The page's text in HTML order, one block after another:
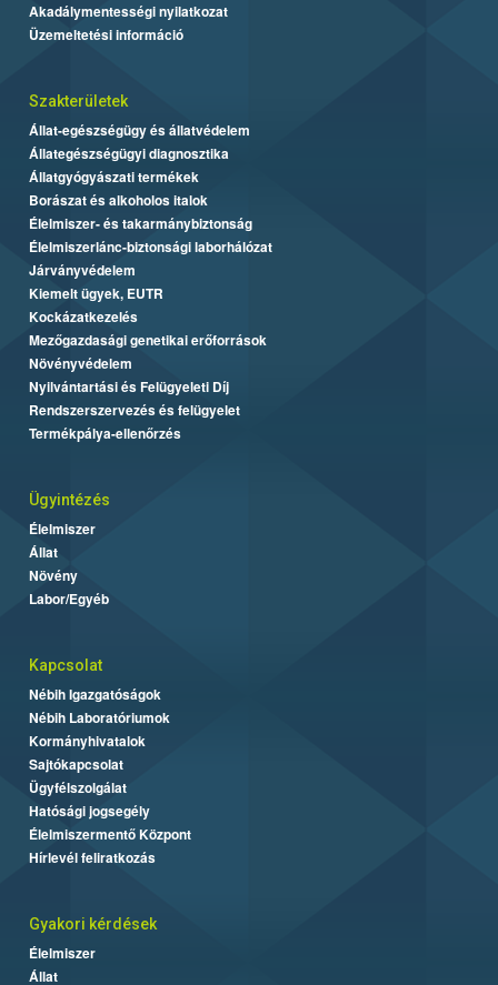
Akadálymentességi nyilatkozat
Üzemeltetési információ
Szakterületek
Állat-egészségügy és állatvédelem
Állategészségügyi diagnosztika
Állatgyógyászati termékek
Borászat és alkoholos italok
Élelmiszer- és takarmánybiztonság
Élelmiszerlánc-biztonsági laborhálózat
Járványvédelem
Kiemelt ügyek, EUTR
Kockázatkezelés
Mezőgazdasági genetikai erőforrások
Növényvédelem
Nyilvántartási és Felügyeleti Díj
Rendszerszervezés és felügyelet
Termékpálya-ellenőrzés
Ügyintézés
Élelmiszer
Állat
Növény
Labor/Egyéb
Kapcsolat
Nébih Igazgatóságok
Nébih Laboratóriumok
Kormányhivatalok
Sajtókapcsolat
Ügyfélszolgálat
Hatósági jogsegély
Élelmiszermentő Központ
Hírlevél feliratkozás
Gyakori kérdések
Élelmiszer
Állat